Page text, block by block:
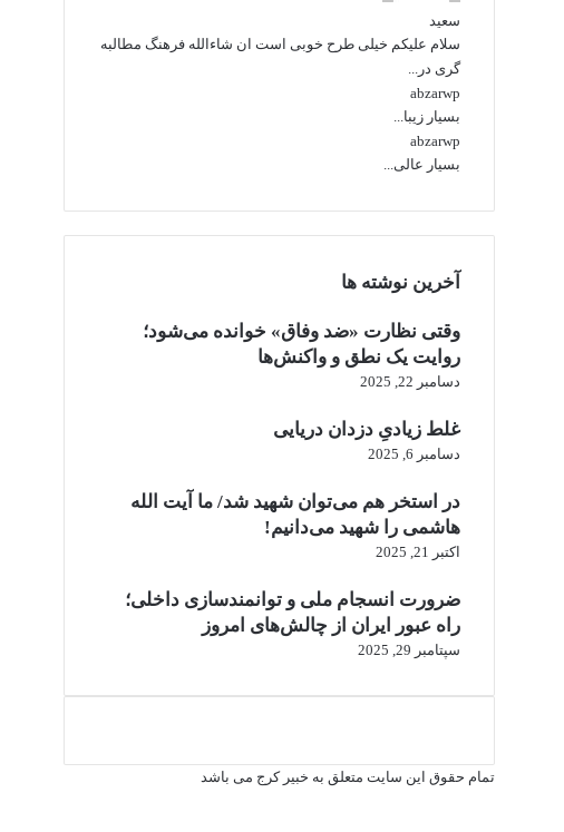
سعید
سلام علیکم خیلی طرح خوبی است ان شاءالله فرهنگ مطالبه
گری در...
abzarwp
بسیار زیبا...
abzarwp
بسیار عالی...
آخرین نوشته ها
وقتی نظارت «ضد وفاق» خوانده می‌شود؛
روایت یک نطق و واکنش‌ها
دسامبر 22, 2025
غلط زیادیِ دزدان دریایی
دسامبر 6, 2025
در استخر هم می‌توان شهید شد/ ما آیت الله
هاشمی را شهید می‌دانیم!
اکتبر 21, 2025
ضرورت انسجام ملی و توانمندسازی داخلی؛
راه عبور ایران از چالش‌های امروز
سپتامبر 29, 2025
تمام حقوق این سایت متعلق به خبیر کرج می باشد